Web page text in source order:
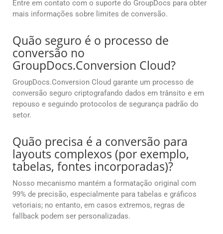
Entre em contato com o suporte do GroupDocs para obter
mais informações sobre limites de conversão.
Quão seguro é o processo de
conversão no
GroupDocs.Conversion Cloud?
GroupDocs.Conversion Cloud garante um processo de
conversão seguro criptografando dados em trânsito e em
repouso e seguindo protocolos de segurança padrão do
setor.
Quão precisa é a conversão para
layouts complexos (por exemplo,
tabelas, fontes incorporadas)?
Nosso mecanismo mantém a formatação original com
99% de precisão, especialmente para tabelas e gráficos
vetoriais; no entanto, em casos extremos, regras de
fallback podem ser personalizadas.